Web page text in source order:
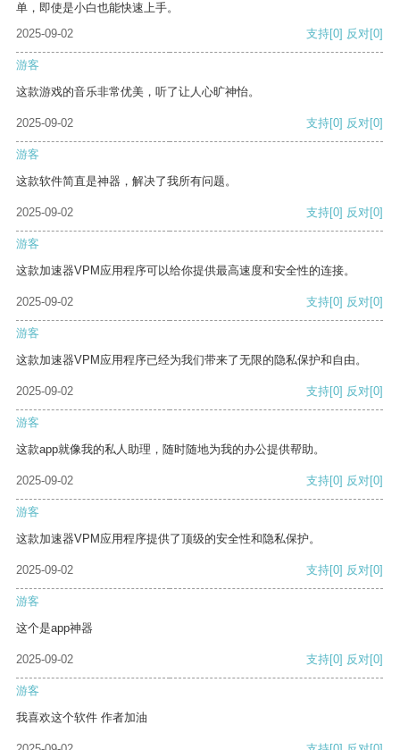
单，即使是小白也能快速上手。
2025-09-02
支持[0] 反对[0]
游客
这款游戏的音乐非常优美，听了让人心旷神怡。
2025-09-02 支持[0] 反对[0]
游客
这款软件简直是神器，解决了我所有问题。
2025-09-02 支持[0] 反对[0]
游客
这款加速器VPM应用程序可以给你提供最高速度和安全性的连接。
2025-09-02 支持[0] 反对[0]
游客
这款加速器VPM应用程序已经为我们带来了无限的隐私保护和自由。
2025-09-02 支持[0] 反对[0]
游客
这款app就像我的私人助理，随时随地为我的办公提供帮助。
2025-09-02 支持[0] 反对[0]
游客
这款加速器VPM应用程序提供了顶级的安全性和隐私保护。
2025-09-02 支持[0] 反对[0]
游客
这个是app神器
2025-09-02 支持[0] 反对[0]
游客
我喜欢这个软件 作者加油